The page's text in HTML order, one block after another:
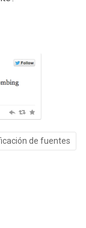
de fuentes